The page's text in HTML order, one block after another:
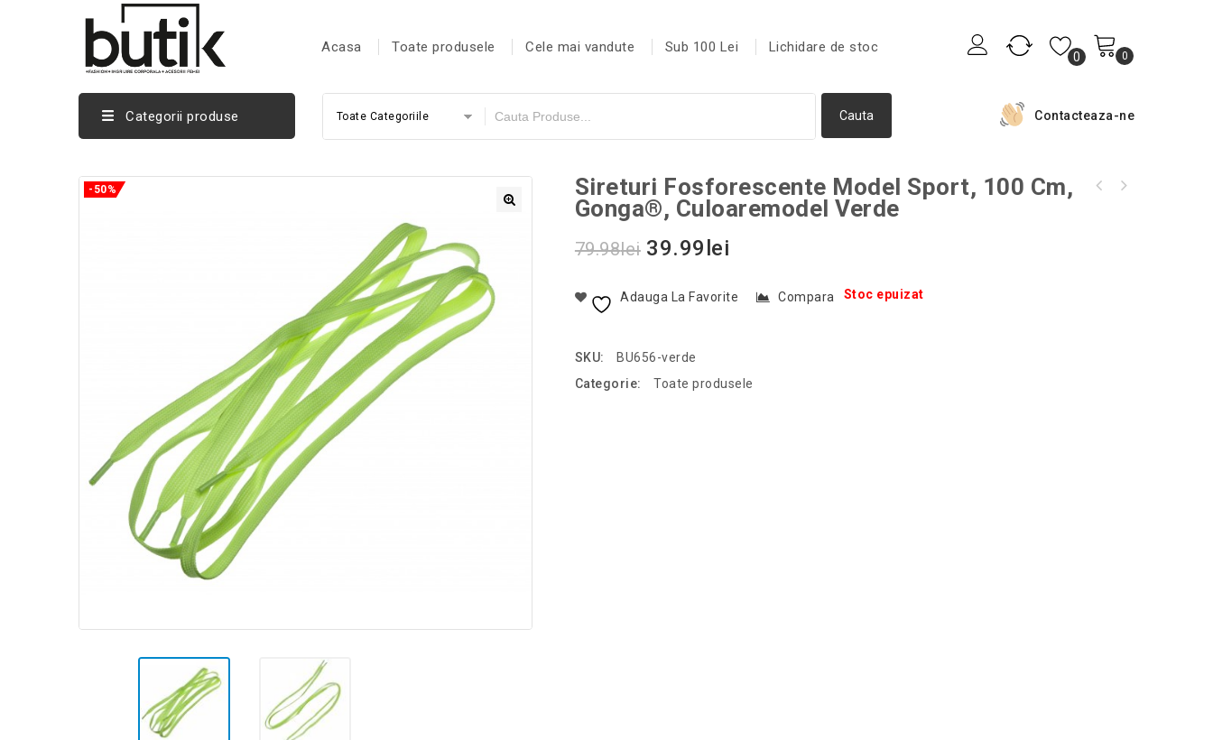
Acasa Toate produsele Cele mai vandute Sub 100 Lei Lichidare de stoc
0 0
Categorii produse Toate Categoriile Contacteaza-ne
-50%
Sireturi Fosforescente Model Sport, 100 Cm,
Gonga®, Culoaremodel Verde
79.98lei 39.99 lei
Stoc epuizat
Adauga La Favorite Compara
SKU:
BU656-verde
Categorie:
Toate produsele